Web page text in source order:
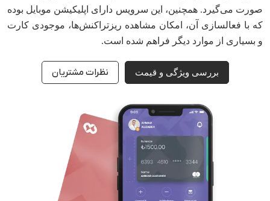
صورت می‌گیرد. همچنین، این سرویس دارای اپلیکیشن موبایل بوده
که با فعالسازی آن، امکان مشاهده ریزتراکنش‌ها، موجودی کارت
و بسیاری از موارد دیگر فراهم شده است.
بررسی ویژگی و قیمت نظرات مشتریان